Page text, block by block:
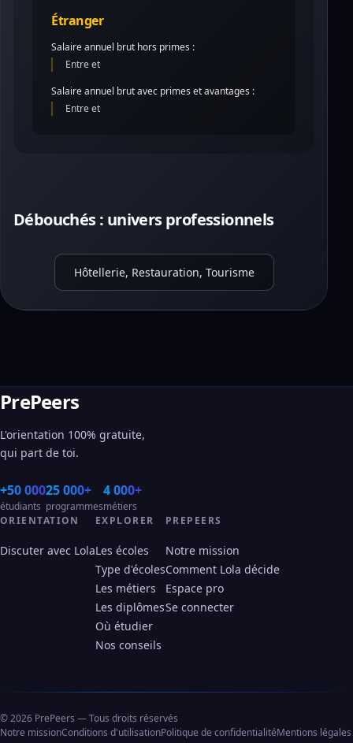
Étranger
Salaire annuel brut hors primes :
Entre et
Salaire annuel brut avec primes et avantages :
Entre et
Débouchés : univers professionnels
Hôtellerie, Restauration, Tourisme
PrePeers
L'orientation 100% gratuite,
qui part de toi.
+50 000
étudiants
25 000+
programmes
4 000+
métiers
ORIENTATION
Discuter avec Lola
EXPLORER
Les écoles
Type d'écoles
Les métiers
Les diplômes
Où étudier
Nos conseils
PREPEERS
Notre mission
Comment Lola décide
Espace pro
Se connecter
© 2026 PrePeers — Tous droits réservés
Notre missionConditions d'utilisationPolitique de confidentialitéMentions légales